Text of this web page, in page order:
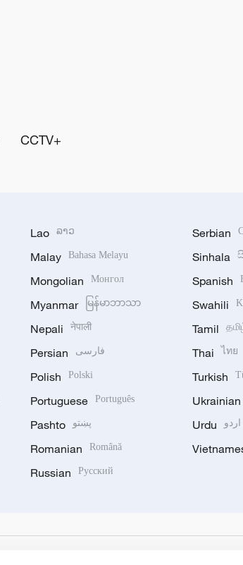
CCTV+
Lao ລາວ
Malay Bahasa Melayu
Mongolian Монгол
Myanmar မြန်မာဘာသာ
Nepali नेपाली
Persian فارسی
Polish Polski
Portuguese Português
Pashto پښتو
Romanian Română
Russian Русский
Serbian
Sinhala
Spanish
Swahili
Tamil
Thai ไทย
Turkish
Ukrainian
Urdu اردو